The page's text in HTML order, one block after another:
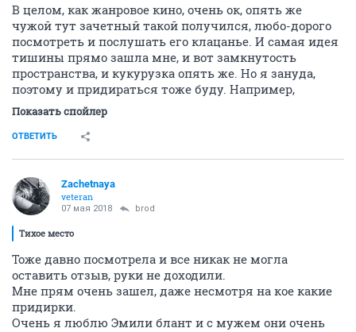
В целом, как жанровое кино, очень ок, опять же
чужой тут зачетный такой получился, любо-дорого
посмотреть и послушать его клацанье. И самая идея
тишины прямо зашла мне, и вот замкнутость
пространства, и кукурузка опять же. Но я зануда,
поэтому и придираться тоже буду. Например,
Показать спойлер
ОТВЕТИТЬ
Zachetnaya
veteran
07 мая 2018 brod
Тихое место
Тоже давно посмотрела и все никак не могла
оставить отзыв, руки не доходили.
Мне прям очень зашел, даже несмотря на кое какие
придирки.
Очень я люблю Эмили блант и с мужем они очень